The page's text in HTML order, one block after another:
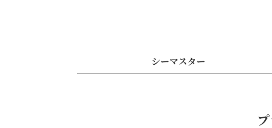
シーマスター